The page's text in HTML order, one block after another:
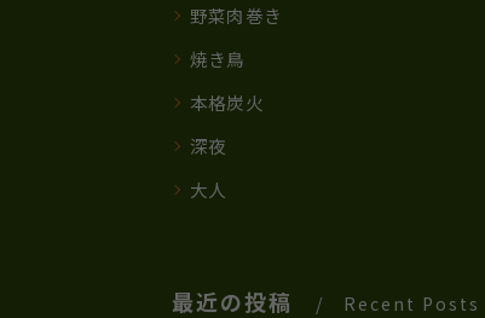
野菜肉巻き
焼き鳥
本格炭火
深夜
大人
最近の投稿 Recent Posts